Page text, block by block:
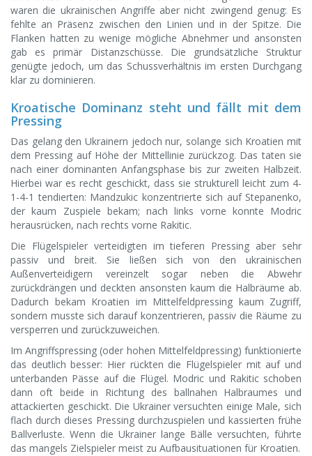
waren die ukrainischen Angriffe aber nicht zwingend genug: Es
fehlte an Präsenz zwischen den Linien und in der Spitze. Die
Flanken hatten zu wenige mögliche Abnehmer und ansonsten
gab es primär Distanzschüsse. Die grundsätzliche Struktur
genügte jedoch, um das Schussverhältnis im ersten Durchgang
klar zu dominieren.
Kroatische Dominanz steht und fällt mit dem
Pressing
Das gelang den Ukrainern jedoch nur, solange sich Kroatien mit
dem Pressing auf Höhe der Mittellinie zurückzog. Das taten sie
nach einer dominanten Anfangsphase bis zur zweiten Halbzeit.
Hierbei war es recht geschickt, dass sie strukturell leicht zum 4-
1-4-1 tendierten: Mandzukic konzentrierte sich auf Stepanenko,
der kaum Zuspiele bekam; nach links vorne konnte Modric
herausrücken, nach rechts vorne Rakitic.
Die Flügelspieler verteidigten im tieferen Pressing aber sehr
passiv und breit. Sie ließen sich von den ukrainischen
Außenverteidigern vereinzelt sogar neben die Abwehr
zurückdrängen und deckten ansonsten kaum die Halbräume ab.
Dadurch bekam Kroatien im Mittelfeldpressing kaum Zugriff,
sondern musste sich darauf konzentrieren, passiv die Räume zu
versperren und zurückzuweichen.
Im Angriffspressing (oder hohen Mittelfeldpressing) funktionierte
das deutlich besser: Hier rückten die Flügelspieler mit auf und
unterbanden Pässe auf die Flügel. Modric und Rakitic schoben
dann oft beide in Richtung des ballnahen Halbraumes und
attackierten geschickt. Die Ukrainer versuchten einige Male, sich
flach durch dieses Pressing durchzuspielen und kassierten frühe
Ballverluste. Wenn die Ukrainer lange Bälle versuchten, führte
das mangels Zielspieler meist zu Aufbausituationen für Kroatien.